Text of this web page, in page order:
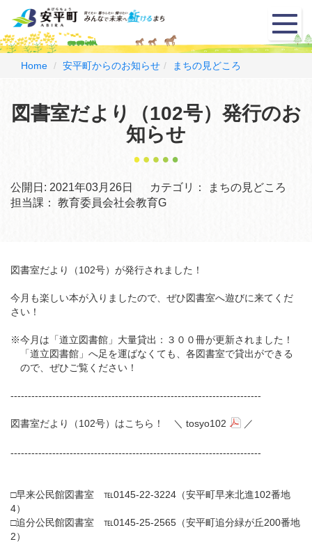
メ
ニ
ュ
Home 安平町からのお知らせ まちの見どころ
図書室だより（102号）発行のお
知らせ
公開日: 2021年03月26日 カテゴリ：
まちの見どころ
担当課：
教育委員会社会教育G
図書室だより（102号）が発行されました！
今月も楽しい本が入りましたので、ぜひ図書室へ遊びに来てくだ
さい！
※今月は「道立図書館」大量貸出：３００冊が更新されました！
「道立図書館」へ足を運ばなくても、各図書室で貸出ができる
ので、ぜひご覧ください！
------------------------------------------------------------------------
図書室だより（102号）はこちら！ ＼ tosyo102 ／
------------------------------------------------------------------------
□早来公民館図書室 ℡0145-22-3224（安平町早来北進102番地
4）
□追分公民館図書室 ℡0145-25-2565（安平町追分緑が丘200番地
2）